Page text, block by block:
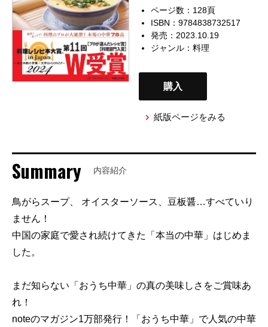
ページ数：128頁
ISBN：9784838732517
発売：2023.10.19
ジャンル：料理
購入
紙版ページをみる
Summary 内容紹介
鳥がらスープ、 オイスターソース、豆板醤…すべていり
ません！
中国の家庭で愛され続けてきた「本当の中華」はじめま
した。
まだ知らない「おうち中華」の真の美味しさをご賞味あ
れ！
noteのマガジン1万部発行！「おうち中華」で人気の中華